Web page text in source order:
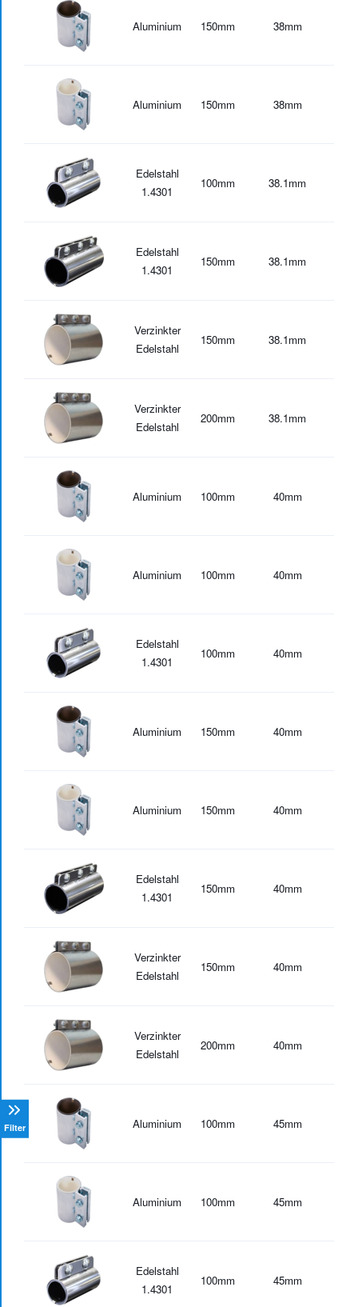
Filter
Aluminium 150mm 38mm
Aluminium 150mm 38mm
Edelstahl
1.4301
100mm 38.1mm
Edelstahl
1.4301
150mm 38.1mm
Verzinkter
Edelstahl
150mm 38.1mm
Verzinkter
Edelstahl
200mm 38.1mm
Aluminium 100mm 40mm
Aluminium 100mm 40mm
Edelstahl
1.4301
100mm 40mm
Aluminium 150mm 40mm
Aluminium 150mm 40mm
Edelstahl
1.4301
150mm 40mm
Verzinkter
Edelstahl
150mm 40mm
Verzinkter
Edelstahl
200mm 40mm
Aluminium 100mm 45mm
Aluminium 100mm 45mm
Edelstahl
1.4301
100mm 45mm